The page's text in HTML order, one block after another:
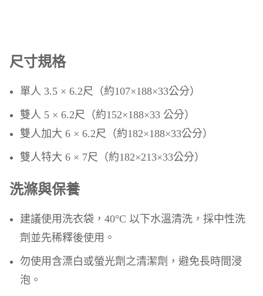
尺寸規格
單人 3.5 × 6.2尺（約107×188×33公分）
雙人 5 × 6.2尺（約152×188×33 公分）
雙人加大 6 × 6.2尺（約182×188×33公分）
雙人特大 6 × 7尺（約182×213×33公分）
洗滌與保養
建議使用洗衣袋，40°C 以下水溫清洗，採中性洗
劑並先稀釋後使用。
勿使用含漂白或螢光劑之清潔劑，避免長時間浸
泡。